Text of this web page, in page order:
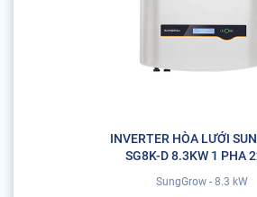
INVERTER HÒA LƯỚI
SG8K-D 8.3KW 1 PHA
SungGrow - 8.3 kW